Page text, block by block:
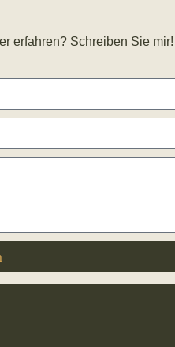
erfahren? Schreiben Sie mir!